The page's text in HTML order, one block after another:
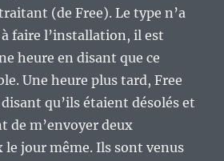
(de Free). Le type n’a
faire l’installation, il est
heure en disant que ce
Une heure plus tard, Free
qu’ils étaient désolés et
de m’envoyer deux
le jour même. Ils sont venus